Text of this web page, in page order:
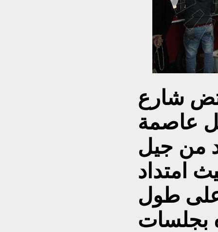
شارع
عاصمة
من جيل
امتداد
على طول
بجلسات